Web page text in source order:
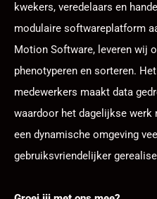
kwekers, veredelaars en
modulaire softwareplatform
Motion Software, leveren wij
phenotyperen en sorteren.
medewerkers maakt data
waardoor het dagelijkse
een dynamische omgeving
gebruiksvriendelijker